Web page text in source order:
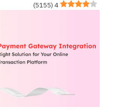
4
(
5155
)